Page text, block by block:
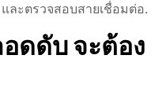
ละตรวจสอบสายเชื่อมต่อ.
ดดับ จะต้อง